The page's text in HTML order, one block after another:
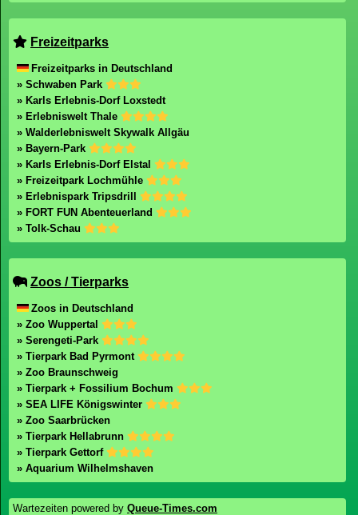
Freizeitparks
Freizeitparks in Deutschland
» Schwaben Park
» Karls Erlebnis-Dorf Loxstedt
» Erlebniswelt Thale
» Walderlebniswelt Skywalk Allgäu
» Bayern-Park
» Karls Erlebnis-Dorf Elstal
» Freizeitpark Lochmühle
» Erlebnispark Tripsdrill
» FORT FUN Abenteuerland
» Tolk-Schau
Zoos / Tierparks
Zoos in Deutschland
» Zoo Wuppertal
» Serengeti-Park
» Tierpark Bad Pyrmont
» Zoo Braunschweig
» Tierpark + Fossilium Bochum
» SEA LIFE Königswinter
» Zoo Saarbrücken
» Tierpark Hellabrunn
» Tierpark Gettorf
» Aquarium Wilhelmshaven
Wartezeiten powered by Queue-Times.com